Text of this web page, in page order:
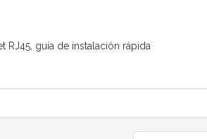
RJ45, guía de instalación rápida